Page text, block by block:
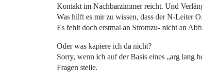
Kontakt im Nachbarzimmer reicht. Und
Was hilft es mir zu wissen, dass der N-Leiter
Es fehlt doch erstmal an Stromzu- nicht an
Oder was kapiere ich da nicht?
Sorry, wenn ich auf der Basis eines „arg lang
Fragen stelle.